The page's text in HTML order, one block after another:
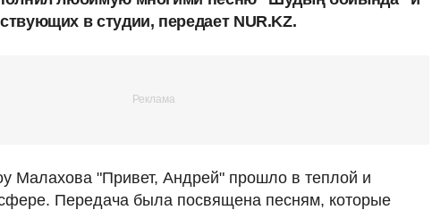
в студии, передает NUR.KZ.
Малахова "Привет, Андрей" прошло в теплой и
Передача была посвящена песням, которые